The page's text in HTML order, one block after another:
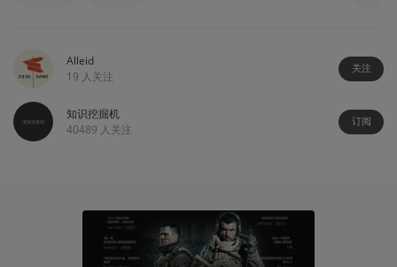
Alleid
19 人关注
关注
知识挖掘机
40489 人关注
订阅